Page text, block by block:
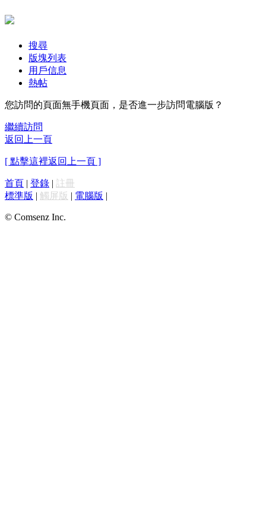
搜尋
版塊列表
用戶信息
熱帖
您訪問的頁面無手機頁面，是否進一步訪問電腦版？
繼續訪問
返回上一頁
[ 點擊這裡返回上一頁 ]
首頁 | 登錄 | 註冊
標準版 | 觸屏版 | 電腦版 |
© Comsenz Inc.